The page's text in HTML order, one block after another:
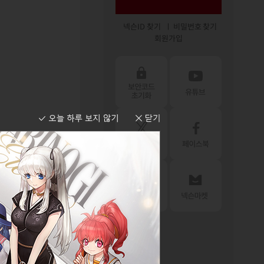
넥슨ID 찾기
비밀번호 찾기
회원가입